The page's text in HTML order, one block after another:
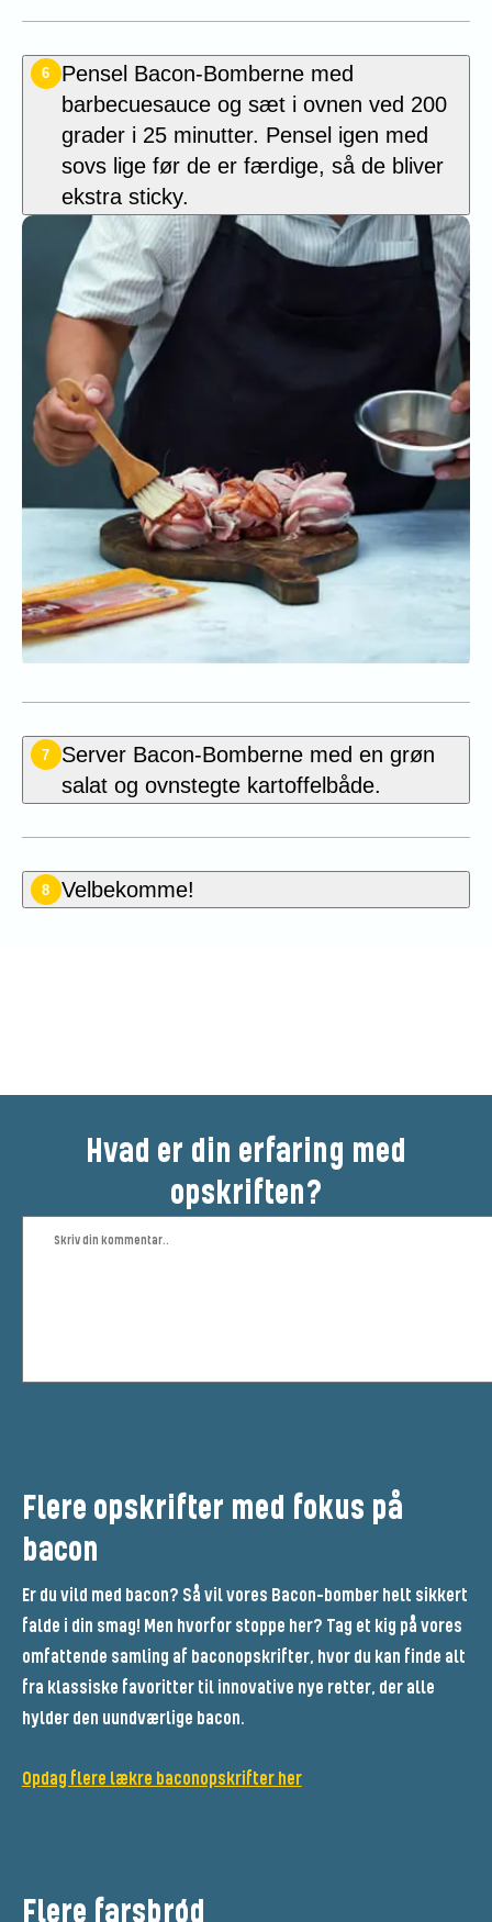
6
Pensel Bacon-Bomberne med
barbecuesauce og sæt i ovnen ved 200
grader i 25 minutter. Pensel igen med
sovs lige før de er færdige, så de bliver
ekstra sticky.
7
Server Bacon-Bomberne med en grøn
salat og ovnstegte kartoffelbåde.
8 Velbekomme!
Hvad er din erfaring med
opskriften?
Flere opskrifter med fokus på
bacon
Er du vild med bacon? Så vil vores Bacon-bomber helt sikkert
falde i din smag! Men hvorfor stoppe her? Tag et kig på vores
omfattende samling af baconopskrifter, hvor du kan finde alt
fra klassiske favoritter til innovative nye retter, der alle
hylder den uundværlige bacon.
Opdag flere lækre baconopskrifter her
Flere farsbrød